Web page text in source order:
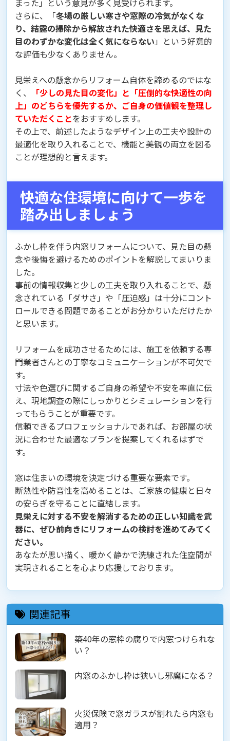
さらに、「冬場の厳しい寒さや窓際の冷気がなくな
り、結露の掃除から解放された快適さを思えば、見た
目のわずかな変化は全く気にならない 」という好意的
な評価も少なくありません。
見栄えへの懸念からリフォーム自体を諦めるのではな
く、
「少しの見た目の変化」と「圧倒的な快適性の向
上」のどちらを優先するか、ご自身の価値観を整理し
ていただくことをおすすめします。
その上で、前述したようなデザイン上の工夫や設計の
最適化を取り入れることで、機能と美観の両立を図る
ことが理想的と言えます。
快適な住環境に向けて一歩を
踏み出しましょう
ふかし枠を伴う内窓リフォームについて、見た目の懸
念や後悔を避けるためのポイントを解説してまいりま
した。
事前の情報収集と少しの工夫を取り入れることで、懸
念されている「ダサさ」や「圧迫感」は十分にコント
ロールできる問題であることがお分かりいただけたか
と思います。
リフォームを成功させるためには、施工を依頼する専
門業者さんとの丁寧なコミュニケーションが不可欠で
す。
寸法や色選びに関するご自身の希望や不安を率直に伝
え、現地調査の際にしっかりとシミュレーションを行
ってもらうことが重要です。
信頼できるプロフェッショナルであれば、お部屋の状
況に合わせた最適なプランを提案してくれるはずで
す。
窓は住まいの環境を決定づける重要な要素です。
断熱性や防音性を高めることは、ご家族の健康と日々
の安らぎを守ることに直結します。
見栄えに対する不安を解消するための正しい知識を武
器に、ぜひ前向きにリフォームの検討を進めてみてく
ださい。
あなたが思い描く、暖かく静かで洗練された住空間が
実現されることを心より応援しております。
関連記事
築40年の窓枠の腐りで内窓つけられな
い？
内窓のふかし枠は狭いし邪魔になる？
火災保険で窓ガラスが割れたら内窓も
適用？